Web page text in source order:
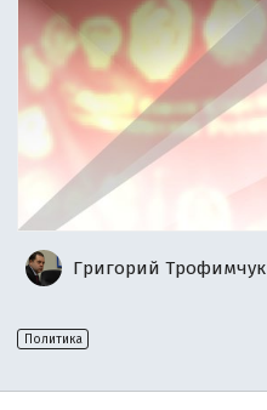
Григорий Трофимчук
Политика